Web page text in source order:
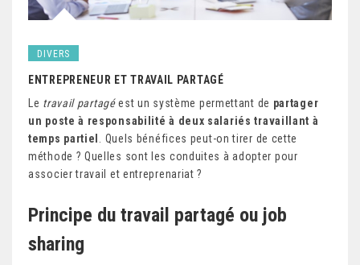
DIVERS
ENTREPRENEUR ET TRAVAIL PARTAGÉ
Le travail partagéest un système permettant de partager
un poste à responsabilité à deux salariés travaillant à
temps partiel
. Quels bénéfices peut-on tirer de cette
méthode ? Quelles sont les conduites à adopter pour
associer travail et entreprenariat ?
Principe du travail partagé ou job
sharing